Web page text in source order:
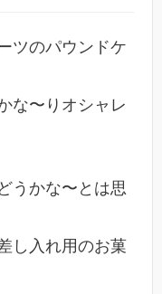
ツのパウンドケ
な〜りオシャレ
うかな〜とは思
し入れ用のお菓